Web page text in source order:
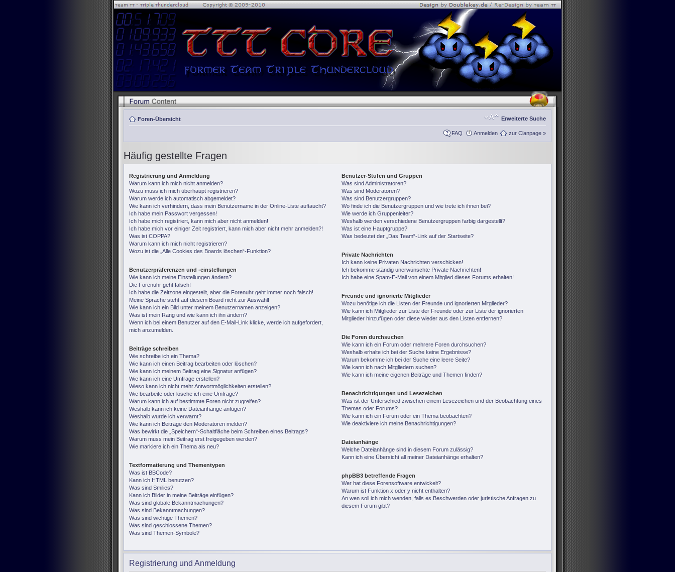
Foren-Übersicht Erweiterte Suche
FAQ Anmelden zur Clanpage »
Häufig gestellte Fragen
Registrierung und Anmeldung
Warum kann ich mich nicht anmelden?
Wozu muss ich mich überhaupt registrieren?
Warum werde ich automatisch abgemeldet?
Wie kann ich verhindern, dass mein Benutzername in der Online-Liste auftaucht?
Ich habe mein Passwort vergessen!
Ich habe mich registriert, kann mich aber nicht anmelden!
Ich habe mich vor einiger Zeit registriert, kann mich aber nicht mehr anmelden?!
Was ist COPPA?
Warum kann ich mich nicht registrieren?
Wozu ist die „Alle Cookies des Boards löschen“-Funktion?
Benutzerpräferenzen und -einstellungen
Wie kann ich meine Einstellungen ändern?
Die Forenuhr geht falsch!
Ich habe die Zeitzone eingestellt, aber die Forenuhr geht immer noch falsch!
Meine Sprache steht auf diesem Board nicht zur Auswahl!
Wie kann ich ein Bild unter meinem Benutzernamen anzeigen?
Was ist mein Rang und wie kann ich ihn ändern?
Wenn ich bei einem Benutzer auf den E-Mail-Link klicke, werde ich aufgefordert,
mich anzumelden.
Beiträge schreiben
Wie schreibe ich ein Thema?
Wie kann ich einen Beitrag bearbeiten oder löschen?
Wie kann ich meinem Beitrag eine Signatur anfügen?
Wie kann ich eine Umfrage erstellen?
Wieso kann ich nicht mehr Antwortmöglichkeiten erstellen?
Wie bearbeite oder lösche ich eine Umfrage?
Warum kann ich auf bestimmte Foren nicht zugreifen?
Weshalb kann ich keine Dateianhänge anfügen?
Weshalb wurde ich verwarnt?
Wie kann ich Beiträge den Moderatoren melden?
Was bewirkt die „Speichern“-Schaltfläche beim Schreiben eines Beitrags?
Warum muss mein Beitrag erst freigegeben werden?
Wie markiere ich ein Thema als neu?
Textformatierung und Thementypen
Was ist BBCode?
Kann ich HTML benutzen?
Was sind Smilies?
Kann ich Bilder in meine Beiträge einfügen?
Was sind globale Bekanntmachungen?
Was sind Bekanntmachungen?
Was sind wichtige Themen?
Was sind geschlossene Themen?
Was sind Themen-Symbole?
Benutzer-Stufen und Gruppen
Was sind Administratoren?
Was sind Moderatoren?
Was sind Benutzergruppen?
Wo finde ich die Benutzergruppen und wie trete ich ihnen bei?
Wie werde ich Gruppenleiter?
Weshalb werden verschiedene Benutzergruppen farbig dargestellt?
Was ist eine Hauptgruppe?
Was bedeutet der „Das Team“-Link auf der Startseite?
Private Nachrichten
Ich kann keine Privaten Nachrichten verschicken!
Ich bekomme ständig unerwünschte Private Nachrichten!
Ich habe eine Spam-E-Mail von einem Mitglied dieses Forums erhalten!
Freunde und ignorierte Mitglieder
Wozu benötige ich die Listen der Freunde und ignorierten Mitglieder?
Wie kann ich Mitglieder zur Liste der Freunde oder zur Liste der ignorierten
Mitglieder hinzufügen oder diese wieder aus den Listen entfernen?
Die Foren durchsuchen
Wie kann ich ein Forum oder mehrere Foren durchsuchen?
Weshalb erhalte ich bei der Suche keine Ergebnisse?
Warum bekomme ich bei der Suche eine leere Seite?
Wie kann ich nach Mitgliedern suchen?
Wie kann ich meine eigenen Beiträge und Themen finden?
Benachrichtigungen und Lesezeichen
Was ist der Unterschied zwischen einem Lesezeichen und der Beobachtung eines
Themas oder Forums?
Wie kann ich ein Forum oder ein Thema beobachten?
Wie deaktiviere ich meine Benachrichtigungen?
Dateianhänge
Welche Dateianhänge sind in diesem Forum zulässig?
Kann ich eine Übersicht all meiner Dateianhänge erhalten?
phpBB3 betreffende Fragen
Wer hat diese Forensoftware entwickelt?
Warum ist Funktion x oder y nicht enthalten?
An wen soll ich mich wenden, falls es Beschwerden oder juristische Anfragen zu
diesem Forum gibt?
Registrierung und Anmeldung